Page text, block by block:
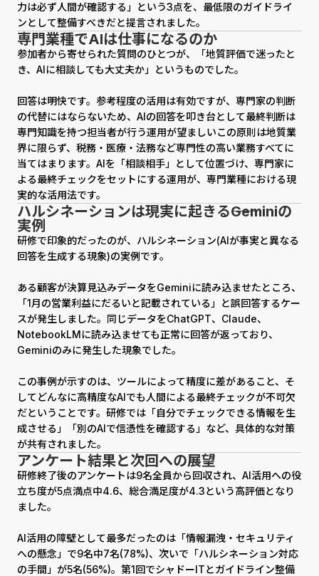
力は必ず人間が確認する」という3点を、最低限のガイドライ
ンとして整備すべきだと提言されました。
専門業種でAIは仕事になるのか
参加者から寄せられた質問のひとつが、「地質評価で迷ったと
き、AIに相談しても大丈夫か」というものでした。
回答は明快です。参考程度の活用は有効ですが、専門家の判断
の代替にはならないため、AIの回答を叩き台として最終判断は
専門知識を持つ担当者が行う運用が望ましい――この原則は地質業
界に限らず、税務・医療・法務など専門性の高い業務すべてに
当てはまります。AIを「相談相手」として位置づけ、専門家に
よる最終チェックをセットにする運用が、専門業種における現
実的な活用法です。
ハルシネーションは現実に起きる――Geminiの
実例
研修で印象的だったのが、ハルシネーション(AIが事実と異なる
回答を生成する現象)の実例です。
ある顧客が決算見込みデータをGeminiに読み込ませたところ、
「1月の営業利益にだるいと記載されている」と誤回答するケー
スが発生しました。同じデータをChatGPT、Claude、
NotebookLMに読み込ませても正常に回答が返っており、
Geminiのみに発生した現象でした。
この事例が示すのは、ツールによって精度に差があること、そ
してどんなに高精度なAIでも人間による最終チェックが不可欠
だということです。研修では「自分でチェックできる情報を生
成させる」「別のAIで信憑性を確認する」など、具体的な対策
が共有されました。
アンケート結果と次回への展望
研修終了後のアンケートは9名全員から回収され、AI活用への役
立ち度が5点満点中4.6、総合満足度が4.3という高評価となり
ました。
AI活用の障壁として最多だったのは「情報漏洩・セキュリティ
への懸念」で9名中7名(78%)、次いで「ハルシネーション対応
の手間」が5名(56%)。第1回でシャドーITとガイドライン整備